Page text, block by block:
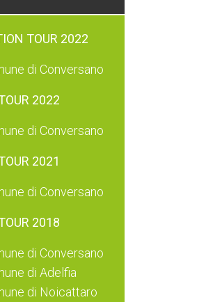
TOUR 2022
di Conversano
2022
di Conversano
2021
di Conversano
2018
di Conversano
di Adelfia
di Noicattaro